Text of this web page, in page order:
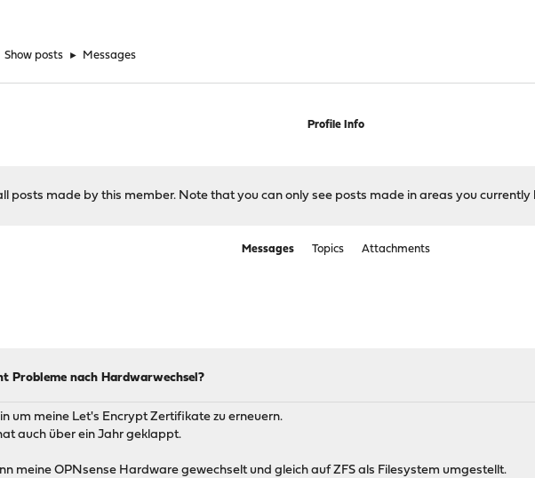
Show posts ► Messages
Profile Info
posts made by this member. Note that you can only see posts made in areas you currently
Messages Topics Attachments
Probleme nach Hardwarwechsel?
um meine Let's Encrypt Zertifikate zu erneuern.
auch über ein Jahr geklappt.
meine OPNsense Hardware gewechselt und gleich auf ZFS als Filesystem umgestellt.